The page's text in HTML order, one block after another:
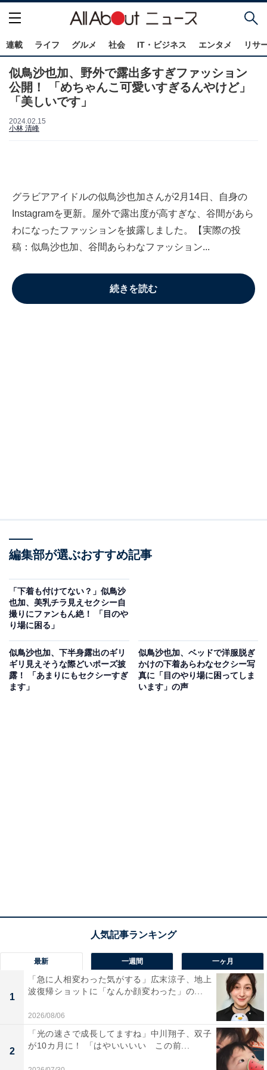
連載 ライフ グルメ 社会 IT・ビジネス エンタメ リサ
似鳥沙也加、野外で露出多すぎファッション
公開！ 「めちゃんこ可愛いすぎるんやけど」
「美しいです」
2024.02.15
小林 清峰
グラビアアイドルの似鳥沙也加さんが2月14日、自身の
Instagramを更新。屋外で露出度が高すぎな、谷間があら
わになったファッションを披露しました。【実際の投
稿：似鳥沙也加、谷間あらわなファッション...
続きを読む
編集部が選ぶおすすめ記事
「下着も付けてない？」似鳥沙
也加、美乳チラ見えセクシー自
撮りにファンもん絶！ 「目のや
り場に困る」
似鳥沙也加、下半身露出のギリ
ギリ見えそうな際どいポーズ披
露！ 「あまりにもセクシーすぎ
ます」
似鳥沙也加、ベッドで洋服脱ぎ
かけの下着あらわなセクシー写
真に「目のやり場に困ってしま
います」の声
最新 一週間 一ヶ月
1
「急に人相変わった気がする」広末涼子、地上
波復帰ショットに「なんか顔変わった」の...
2026/08/06
2
「光の速さで成長してますね」中川翔子、双子
が10カ月に！ 「はやいいいい この前...